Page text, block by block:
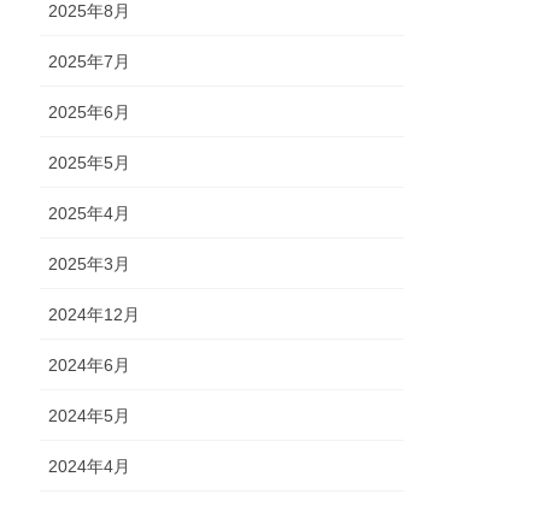
2025年8月
2025年7月
2025年6月
2025年5月
2025年4月
2025年3月
2024年12月
2024年6月
2024年5月
2024年4月